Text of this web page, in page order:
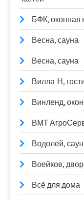
БФК, оконная
Весна, сауна
Весна, сауна
Вилла-Н,
Винленд,
ВМТ
Водолей,
Воейков,
Всё для дома